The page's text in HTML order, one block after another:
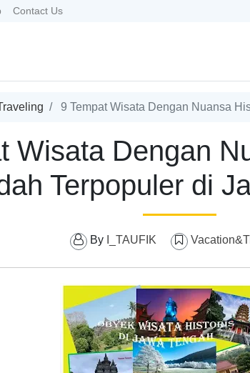
Contact Us
9 Tempat Wisata Dengan Nuansa
Wisata Dengan
Terpopuler di
By I_TAUFIK